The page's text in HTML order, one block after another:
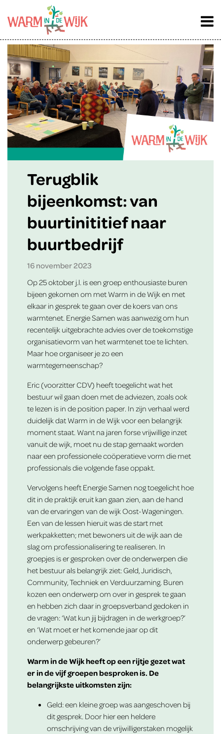
Terugblik
bijeenkomst: van
buurtinititief naar
buurtbedrijf
16 november 2023
Op 25 oktober j.l. is een groep enthousiaste buren
bijeen gekomen om met Warm in de Wijk en met
elkaar in gesprek te gaan over de koers van ons
warmtenet. Energie Samen was aanwezig om hun
recentelijk uitgebrachte advies over de toekomstige
organisatievorm van het warmtenet toe te lichten.
Maar hoe organiseer je zo een
warmtegemeenschap?
Eric (voorzitter CDV) heeft toegelicht wat het
bestuur wil gaan doen met de adviezen, zoals ook
te lezen is in de position paper. In zijn verhaal werd
duidelijk dat Warm in de Wijk voor een belangrijk
moment staat. Want na jaren forse vrijwillige inzet
vanuit de wijk, moet nu de stap gemaakt worden
naar een professionele coöperatieve vorm die met
professionals die volgende fase oppakt.
Vervolgens heeft Energie Samen nog toegelicht hoe
dit in de praktijk eruit kan gaan zien, aan de hand
van de ervaringen van de wijk Oost-Wageningen.
Een van de lessen hieruit was de start met
werkpakketten; met bewoners uit de wijk aan de
slag om professionalisering te realiseren. In
groepjes is er gesproken over de onderwerpen die
het bestuur als belangrijk ziet: Geld, Juridisch,
Community, Techniek en Verduurzaming. Buren
kozen een onderwerp om over in gesprek te gaan
en hebben zich daar in groepsverband gedoken in
de vragen: ‘Wat kun jij bijdragen in de werkgroep?’
en ‘Wat moet er het komende jaar op dit
onderwerp gebeuren?’
Warm in de Wijk heeft op een rijtje gezet wat
er in de vijf groepen besproken is. De
belangrijkste uitkomsten zijn:
Geld: een kleine groep was aangeschoven bij
dit gesprek. Door hier een heldere
omschrijving van de vrijwilligerstaken mogelijk